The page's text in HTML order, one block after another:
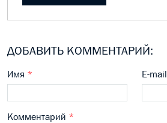
ДОБАВИТЬ КОММЕНТАРИЙ:
Имя * E-mail
Комментарий *